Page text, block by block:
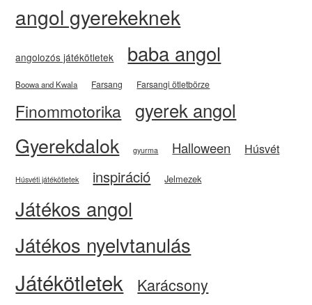
angol gyerekeknek
angolozós játékötletek baba angol
Boowa and Kwala Farsang Farsangi ötletbörze
Finommotorika gyerek angol
Gyerekdalok gyurma Halloween Húsvét
Húsvéti játékötletek inspiráció Jelmezek
Játékos angol
Játékos nyelvtanulás
Játékötletek Karácsony